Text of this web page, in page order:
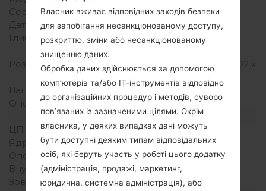
Серія
LG Mini
Дата випуску
Квітень, 2010
Глибина
10.6 міліметрів (0.42
Розміри (ширина/висота) 102 x 47.6 міліметрів (4.02 x
1.87 дюйма)
Вага
99 грам (3.49 унції)
Операційна система
-
Апаратне забезпечення
ЦП (процесор)
-
Ядра процесора
-
Оперативна память
-
Внутрішня память
330MB
Зовнішня память
MicroSD, до 32GB
Власник вживає відповідних заходів безпеки
для запобігання несанкціонованому доступу,
розкриттю, зміни або несанкціонованому
знищенню даних.
Обробка даних здійснюється за допомогою
комп’ютерів та/або ІТ-інструментів відповідно
до організаційних процедур і методів, суворо
пов’язаних із зазначеними цілями. Окрім
власника, у деяких випадках дані можуть
бути доступні деяким типам відповідальних
осіб, які беруть участь у роботі цього додатку
(адміністрація, продажі, маркетинг,
юридична, системна адміністрація), або